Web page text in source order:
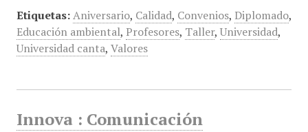
Etiquetas: Aniversario, Calidad, Convenios, Diplomado,
Educación ambiental, Profesores, Taller, Universidad,
Universidad canta, Valores
Innova : Comunicación